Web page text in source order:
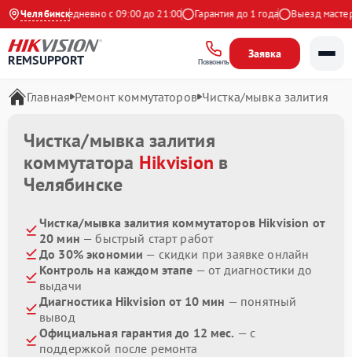
Челябинск
Ежедневно с 09:00 до 21:00 Гарантия до 1 года Выезд мастера
REMSUPPORT Позвонить
Заявка
Главная Ремонт коммутаторов Чистка/мывка залития
Чистка/мывка залития
коммутатора Hikvision в
Челябинске
Чистка/мывка залития коммутаторов Hikvision от
20 мин — быстрый старт работ
До 30% экономии — скидки при заявке онлайн
Контроль на каждом этапе — от диагностики до
выдачи
Диагностика Hikvision от 10 мин — понятный
вывод
Официальная гарантия до 12 мес. — с
поддержкой после ремонта